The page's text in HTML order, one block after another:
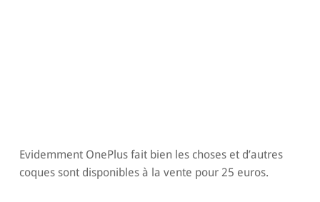
Evidemment OnePlus fait bien les choses et d’autres
coques sont disponibles à la vente pour 25 euros.